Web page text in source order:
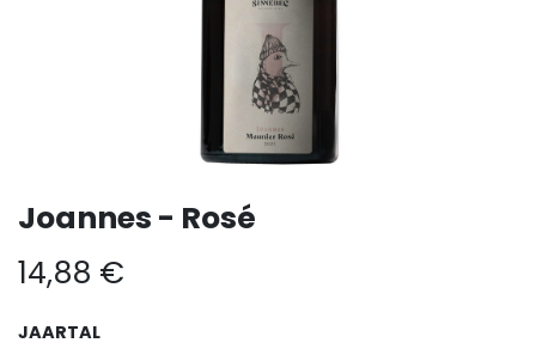
Joannes - Rosé
14,88 €
JAARTAL